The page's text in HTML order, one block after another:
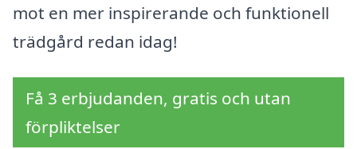
mot en mer inspirerande och funktionell
trädgård redan idag!
Få 3 erbjudanden, gratis och utan
förpliktelser